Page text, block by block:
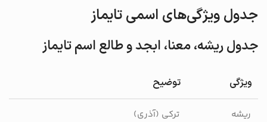
جدول ویژگی‌های اسمی تایماز
جدول ریشه، معنا، ابجد و طالع اسم تایماز
ویژگی توضیح
ریشه ترکی (آذری)